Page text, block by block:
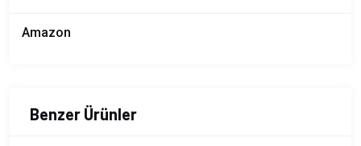
Amazon
Benzer Ürünler